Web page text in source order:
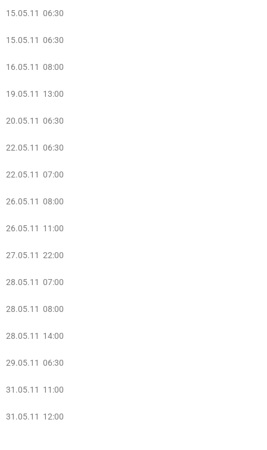
15.05.11 06:30
15.05.11 06:30
16.05.11 08:00
19.05.11 13:00
20.05.11 06:30
22.05.11 06:30
22.05.11 07:00
26.05.11 08:00
26.05.11 11:00
27.05.11 22:00
28.05.11 07:00
28.05.11 08:00
28.05.11 14:00
29.05.11 06:30
31.05.11 11:00
31.05.11 12:00